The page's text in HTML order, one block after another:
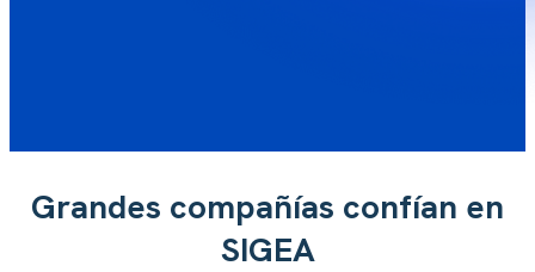
Grandes compañías confían en
SIGEA